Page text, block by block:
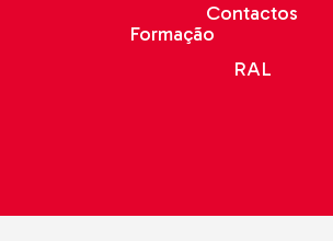
Formação
Contactos
RAL